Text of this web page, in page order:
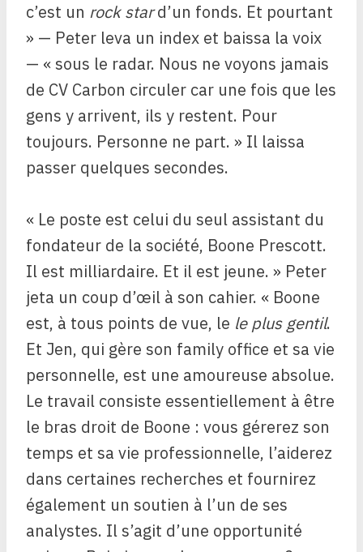
c’est un rock stard’un fonds. Et pourtant
» — Peter leva un index et baissa la voix
— « sous le radar. Nous ne voyons jamais
de CV Carbon circuler car une fois que les
gens y arrivent, ils y restent. Pour
toujours. Personne ne part. » Il laissa
passer quelques secondes.
« Le poste est celui du seul assistant du
fondateur de la société, Boone Prescott.
Il est milliardaire. Et il est jeune. » Peter
jeta un coup d’œil à son cahier. « Boone
est, à tous points de vue, le le plus gentil.
Et Jen, qui gère son family office et sa vie
personnelle, est une amoureuse absolue.
Le travail consiste essentiellement à être
le bras droit de Boone : vous gérerez son
temps et sa vie professionnelle, l’aiderez
dans certaines recherches et fournirez
également un soutien à l’un de ses
analystes. Il s’agit d’une opportunité